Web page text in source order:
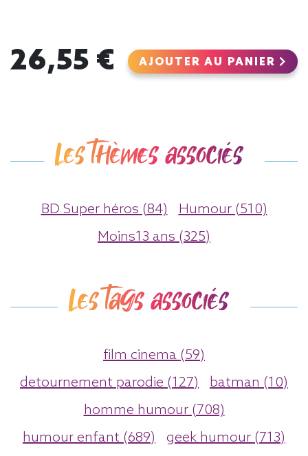
26,55 € AJOUTER AU PANIER
Les thèmes associés
BD Super héros (84)
Humour (510)
Moins13 ans (325)
Les tags associés
film cinema (59)
detournement parodie (127)
batman (10)
homme humour (708)
humour enfant (689)
geek humour (713)